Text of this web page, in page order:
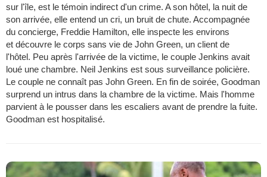
sur l'île, est le témoin indirect d'un crime. A son hôtel, la nuit de
son arrivée, elle entend un cri, un bruit de chute. Accompagnée
du concierge, Freddie Hamilton, elle inspecte les environs
et découvre le corps sans vie de John Green, un client de
l'hôtel. Peu après l'arrivée de la victime, le couple Jenkins avait
loué une chambre. Neil Jenkins est sous surveillance policière.
Le couple ne connaît pas John Green. En fin de soirée, Goodman
surprend un intrus dans la chambre de la victime. Mais l'homme
parvient à le pousser dans les escaliers avant de prendre la fuite.
Goodman est hospitalisé.